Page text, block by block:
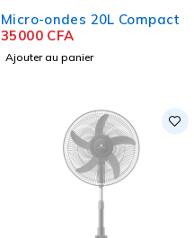
Micro-ondes 20L Compact
35000 CFA
Ajouter au panier